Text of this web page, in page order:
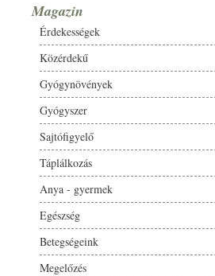
Magazin
Érdekességek
Közérdekű
Gyógynövények
Gyógyszer
Sajtófigyelő
Táplálkozás
Anya - gyermek
Egészség
Betegségeink
Megelőzés